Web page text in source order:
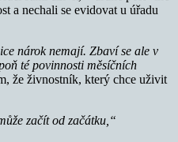
a nechali se evidovat u úřadu
nárok nemají. Zbaví se ale v
té povinnosti měsíčních
že živnostník, který chce uživit
začít od začátku,“